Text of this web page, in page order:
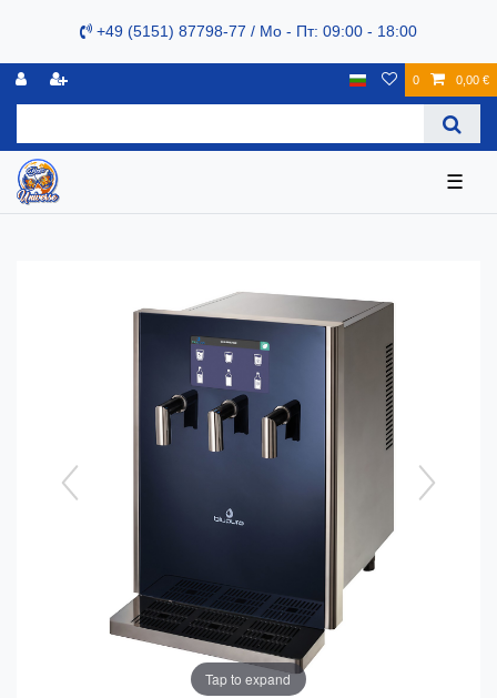
+49 (5151) 87798-77 / Mo - Пт: 09:00 - 18:00
0 0,00 €
☰
Tap to expand